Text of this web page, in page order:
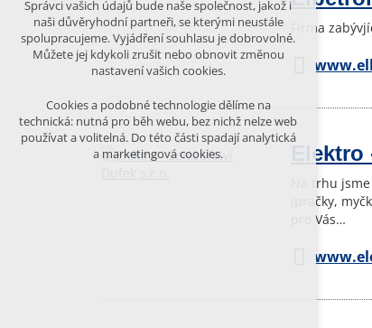
Firma
Na trhu
(pračky,
pro Vás…
Více informací o cookies na našem webu
ODMÍTNOUT VŠE
Správci vašich údajů bude naše společnost, jakož i
naši důvěryhodní partneři, se kterými neustále
spolupracujeme. Vyjádření souhlasu je dobrovolné.
Můžete jej kdykoli zrušit nebo obnovit změnou
nastavení vašich cookies.
Cookies a podobné technologie dělíme na
technická: nutná pro běh webu, bez nichž nelze web
používat a volitelná. Do této části spadají analytická
a marketingová cookies.